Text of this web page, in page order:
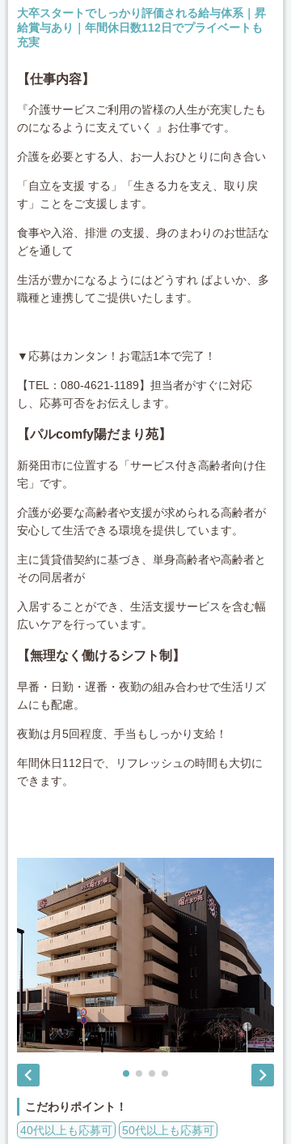
大卒スタートでしっかり評価される給与体系｜昇
給賞与あり｜年間休日数112日でプライベートも
充実
【仕事内容】
『介護サービスご利用の皆様の人生が充実したも
のになるように支えていく 』お仕事です。
介護を必要とする人、お一人おひとりに向き合い
「自立を支援 する」「生きる力を支え、取り戻
す」ことをご支援します。
食事や入浴、排泄 の支援、身のまわりのお世話な
どを通して
生活が豊かになるようにはどうすれ ばよいか、多
職種と連携してご提供いたします。
▼応募はカンタン！お電話1本で完了！
【TEL：080-4621-1189】担当者がすぐに対応
し、応募可否をお伝えします。
【パルcomfy陽だまり苑】
新発田市に位置する「サービス付き高齢者向け住
宅」です。
介護が必要な高齢者や支援が求められる高齢者が
安心して生活できる環境を提供しています。
主に賃貸借契約に基づき、単身高齢者や高齢者と
その同居者が
入居することができ、生活支援サービスを含む幅
広いケアを行っています。
【無理なく働けるシフト制】
早番・日勤・遅番・夜勤の組み合わせで生活リズ
ムにも配慮。
夜勤は月5回程度、手当もしっかり支給！
年間休日112日で、リフレッシュの時間も大切に
できます。
 
こだわりポイント！
40代以上も応募可
50代以上も応募可